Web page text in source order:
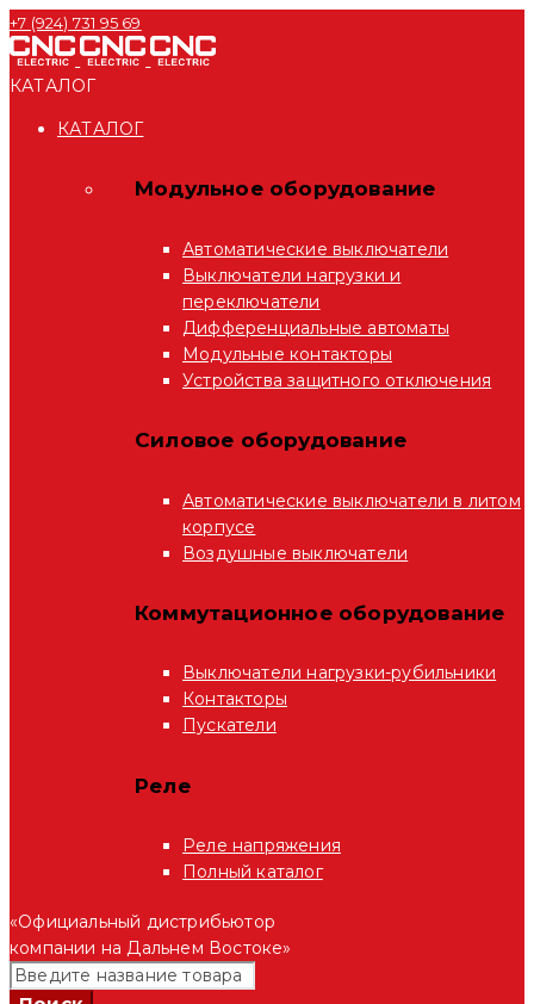
+7 (924) 731 95 69
КАТАЛОГ
КАТАЛОГ
Модульное оборудование
Автоматические выключатели
Выключатели нагрузки и
переключатели
Дифференциальные автоматы
Модульные контакторы
Устройства защитного отключения
Силовое оборудование
Автоматические выключатели в литом
корпусе
Воздушные выключатели
Коммутационное оборудование
Выключатели нагрузки-рубильники
Контакторы
Пускатели
Реле
Реле напряжения
Полный каталог
«Официальный дистрибьютор
компании на Дальнем Востоке»